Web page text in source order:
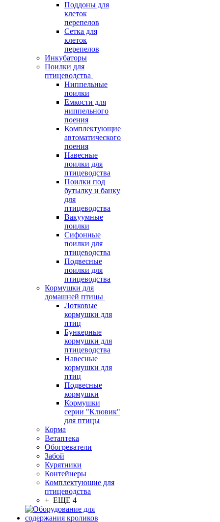
Поддоны для
клеток
перепелов
Сетка для
клеток
перепелов
Инкубаторы
Поилки для
птицеводства
Ниппельные
поилки
Емкости для
ниппельного
поения
Комплектующие
автоматического
поения
Навесные
поилки для
птицеводства
Поилки под
бутылку и банку
для
птицеводства
Вакуумные
поилки
Сифонные
поилки для
птицеводства
Подвесные
поилки для
птицеводства
Кормушки для
домашней птицы
Лотковые
кормушки для
птиц
Бункерные
кормушки для
птицеводства
Навесные
кормушки для
птиц
Подвесные
кормушки
Кормушки
серии "Клювик"
для птицы
Корма
Ветаптека
Обогреватели
Забой
Курятники
Контейнеры
Комплектующие для
птицеводства
+ ЕЩЕ 4